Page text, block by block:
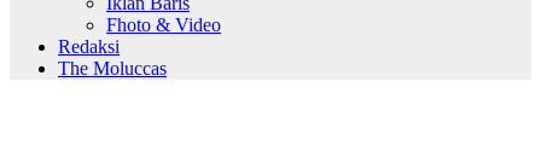
Fhoto & Video
Redaksi
The Moluccas